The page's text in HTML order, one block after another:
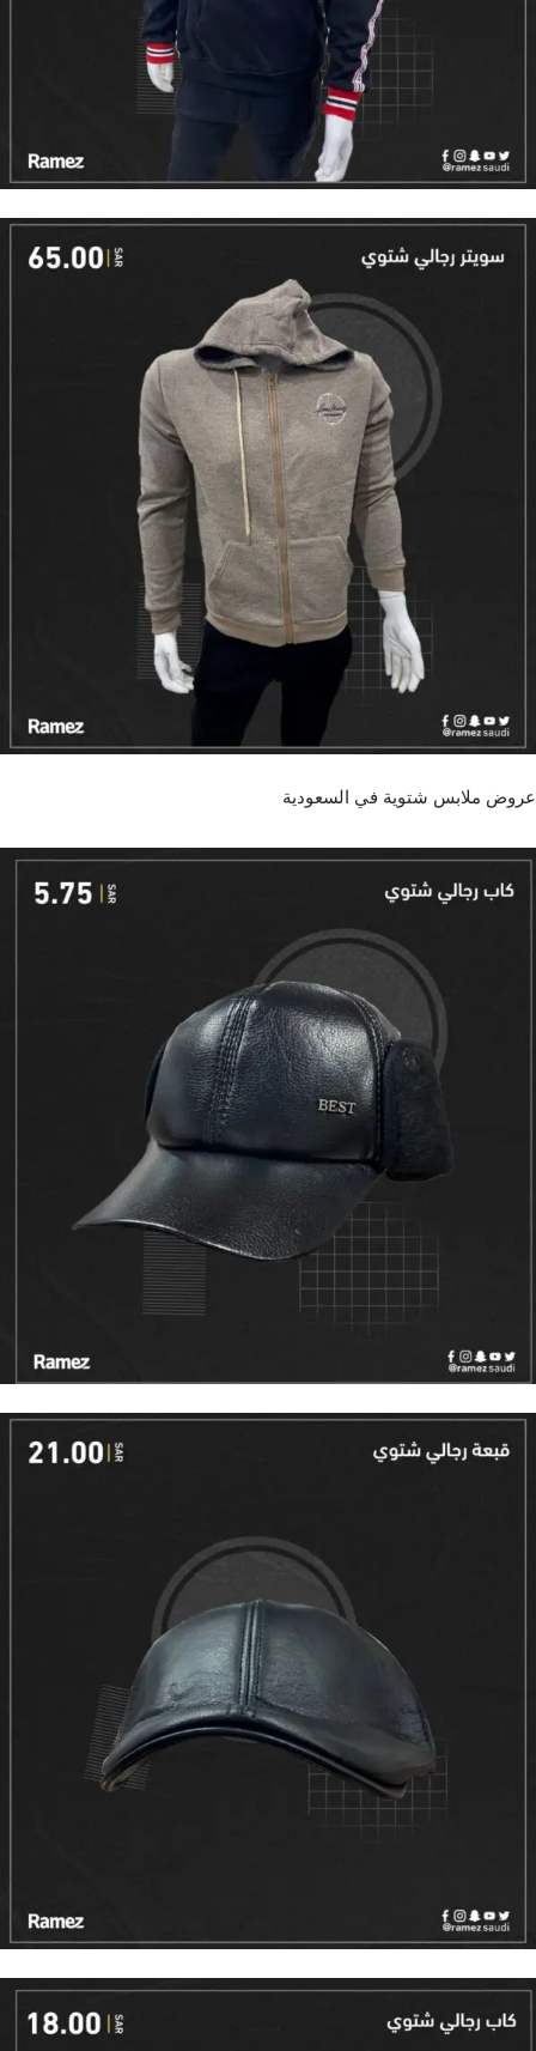
عروض ملابس شتوية في السعودية